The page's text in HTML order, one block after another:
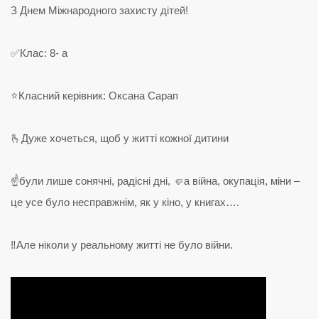
З Днем Міжнародного захисту дітей!
✅Клас: 8- а
⭐️Класний керівник: Оксана Сарап
🫰Дуже хочеться, щоб у житті кожної дитини
☝️були лише сонячні, радісні дні, 🤛а війна, окупація, міни –
це усе було несправжнім, як у кіно, у книгах….
‼️Але ніколи у реальному житті не було війни.
Відеопрогравач